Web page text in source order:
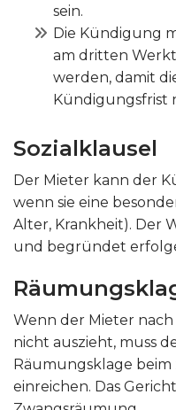
sein.
Die Kündigung
am dritten
werden, damit
Kündigungsfrist
Sozialklausel
Der Mieter kann der
wenn sie eine
Alter, Krankheit). Der
und begründet
Wenn der Mieter
nicht auszieht, muss
Räumungsklage
einreichen. Das